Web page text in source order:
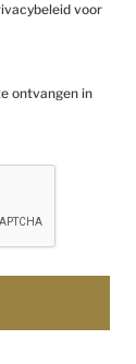
voor
ontvangen in